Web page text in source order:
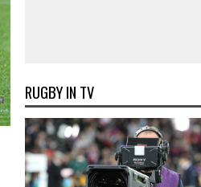
RUGBY IN TV